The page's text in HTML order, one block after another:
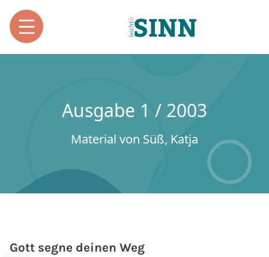
Ausgabe 1 / 2003
Material von Süß, Katja
Gott segne deinen Weg